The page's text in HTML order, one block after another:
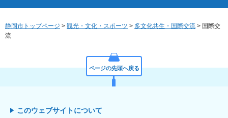
静岡市トップページ > 観光・文化・スポーツ > 多文化共生・国際交流 > 国際交
流
ページの先頭へ戻る
このウェブサイトについて